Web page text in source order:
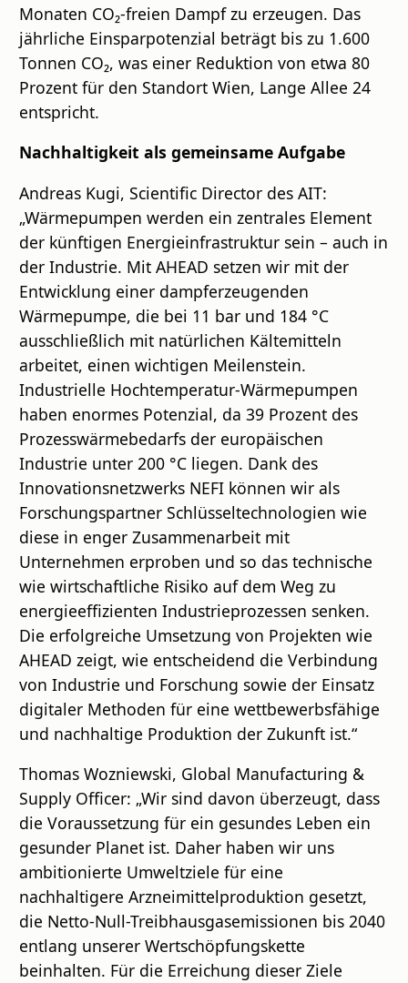
Monaten CO₂-freien Dampf zu erzeugen. Das
jährliche Einsparpotenzial beträgt bis zu 1.600
Tonnen CO₂, was einer Reduktion von etwa 80
Prozent für den Standort Wien, Lange Allee 24
entspricht.
Nachhaltigkeit als gemeinsame Aufgabe
Andreas Kugi, Scientific Director des AIT:
„Wärmepumpen werden ein zentrales Element
der künftigen Energieinfrastruktur sein – auch in
der Industrie. Mit AHEAD setzen wir mit der
Entwicklung einer dampferzeugenden
Wärmepumpe, die bei 11 bar und 184 °C
ausschließlich mit natürlichen Kältemitteln
arbeitet, einen wichtigen Meilenstein.
Industrielle Hochtemperatur-Wärmepumpen
haben enormes Potenzial, da 39 Prozent des
Prozesswärmebedarfs der europäischen
Industrie unter 200 °C liegen. Dank des
Innovationsnetzwerks NEFI können wir als
Forschungspartner Schlüsseltechnologien wie
diese in enger Zusammenarbeit mit
Unternehmen erproben und so das technische
wie wirtschaftliche Risiko auf dem Weg zu
energieeffizienten Industrieprozessen senken.
Die erfolgreiche Umsetzung von Projekten wie
AHEAD zeigt, wie entscheidend die Verbindung
von Industrie und Forschung sowie der Einsatz
digitaler Methoden für eine wettbewerbsfähige
und nachhaltige Produktion der Zukunft ist.“
Thomas Wozniewski, Global Manufacturing &
Supply Officer: „Wir sind davon überzeugt, dass
die Voraussetzung für ein gesundes Leben ein
gesunder Planet ist. Daher haben wir uns
ambitionierte Umweltziele für eine
nachhaltigere Arzneimittelproduktion gesetzt,
die Netto-Null-Treibhausgasemissionen bis 2040
entlang unserer Wertschöpfungskette
beinhalten. Für die Erreichung dieser Ziele